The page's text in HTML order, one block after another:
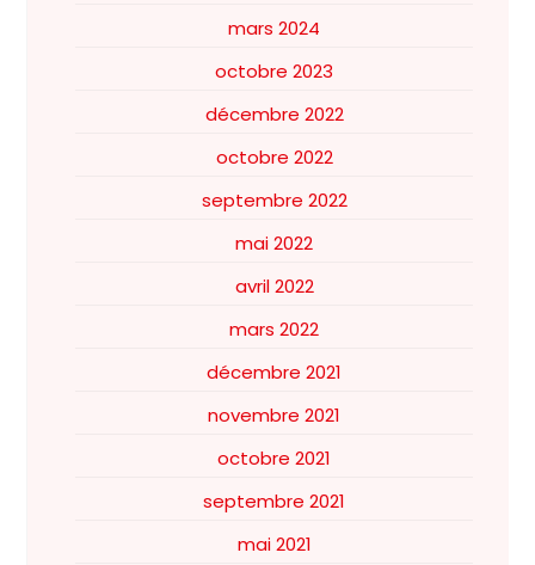
mars 2024
octobre 2023
décembre 2022
octobre 2022
septembre 2022
mai 2022
avril 2022
mars 2022
décembre 2021
novembre 2021
octobre 2021
septembre 2021
mai 2021